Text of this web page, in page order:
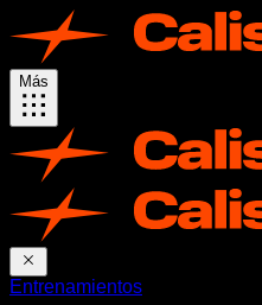
Más
Entrenamientos